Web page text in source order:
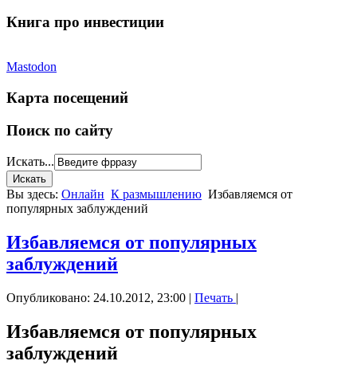
Книга про инвестиции
Mastodon
Карта посещений
Поиск по сайту
Искать...
Вы здесь: Онлайн К размышлению Избавляемся от
популярных заблуждений
Избавляемся от популярных
заблуждений
Опубликовано: 24.10.2012, 23:00 | Печать |
Избавляемся от популярных
заблуждений